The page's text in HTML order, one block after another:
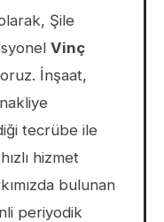
Şile
Vinç
İnşaat,
tecrübe ile
hizmet
bulunan
periyodik